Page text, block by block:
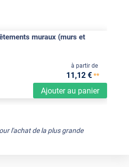
muraux (murs et
Ajouter au panier
à partir de
11,12 €**
l'achat de la plus grande